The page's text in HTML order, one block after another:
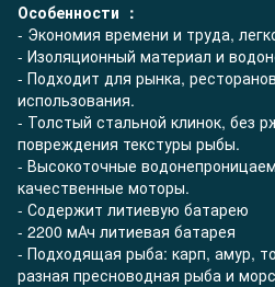
Особенности ：
- Экономия времени и труда,
- Изоляционный материал и
- Подходит для рынка,
использования.
- Толстый стальной клинок, без
повреждения текстуры рыбы.
- Высокоточные
качественные моторы.
- Содержит литиевую батарею
- 2200 мАч литиевая батарея
- Подходящая рыба: карп, амур,
разная пресноводная рыба и